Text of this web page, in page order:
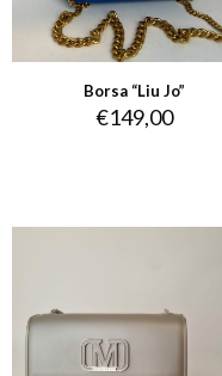
Borsa “Liu Jo”
€149,00